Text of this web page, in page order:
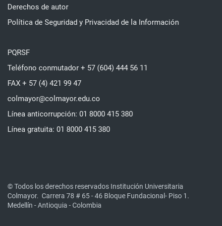
Derechos de autor
Política de Seguridad y Privacidad de la Información
PQRSF
Teléfono conmutador + 57 (604) 444 56 11
FAX + 57 (4) 421 99 47
colmayor@colmayor.edu.co
Línea anticorrupción: 01 8000 415 380
Línea gratuita: 01 8000 415 380
© Todos los derechos reservados Institución Universitaria
Colmayor. Carrera 78 # 65 - 46 Bloque Fundacional- Piso 1.
Medellín - Antioquia - Colombia